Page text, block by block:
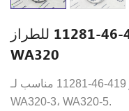
محمل لودر كوماتسو 419-46-11281 للطراز
WA320
419-46-11281 مناسب لـ: WA300، WA300-3،
WA320-3، WA320-5.